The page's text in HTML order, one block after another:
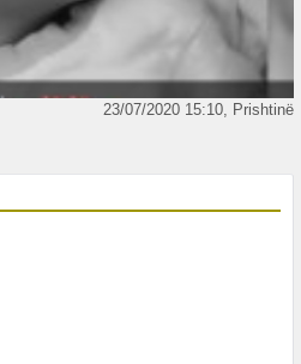
23/07/2020 15:10, Prishtinë